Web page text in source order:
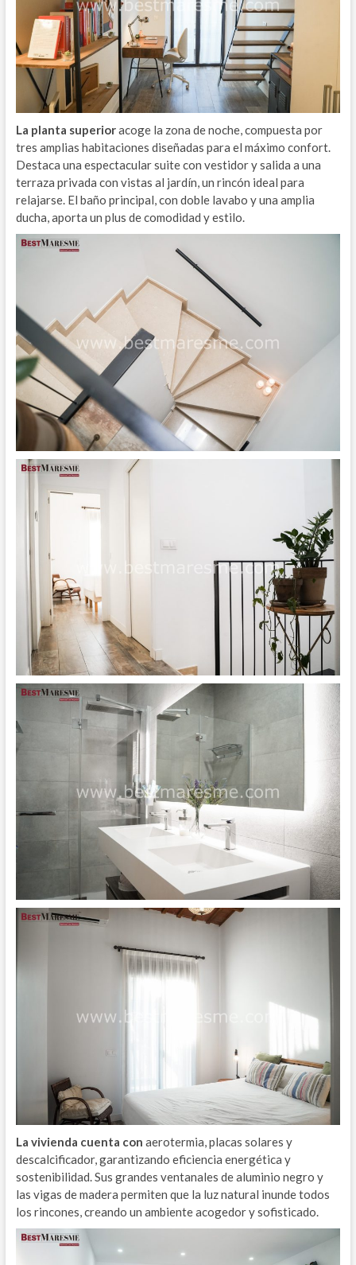
La planta superioracoge la zona de noche, compuesta por
tres amplias habitaciones diseñadas para el máximo confort.
Destaca una espectacular suite con vestidor y salida a una
terraza privada con vistas al jardín, un rincón ideal para
relajarse. El baño principal, con doble lavabo y una amplia
ducha, aporta un plus de comodidad y estilo.
La vivienda cuenta con aerotermia, placas solares y
descalcificador, garantizando eficiencia energética y
sostenibilidad. Sus grandes ventanales de aluminio negro y
las vigas de madera permiten que la luz natural inunde todos
los rincones, creando un ambiente acogedor y sofisticado.